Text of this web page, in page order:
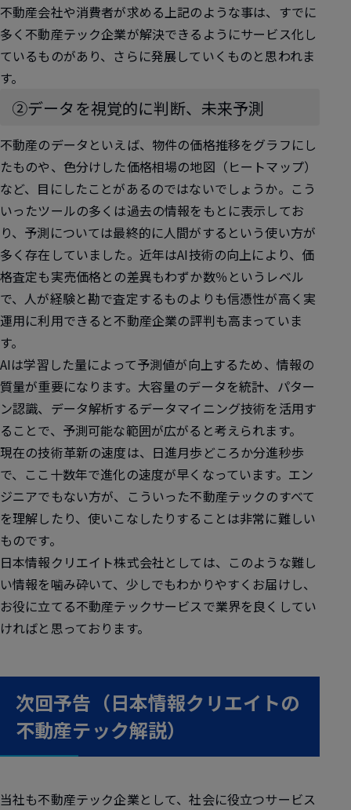
不動産会社や消費者が求める上記のような事は、すでに
多く不動産テック企業が解決できるようにサービス化し
ているものがあり、さらに発展していくものと思われま
す。
②データを視覚的に判断、未来予測
不動産のデータといえば、物件の価格推移をグラフにし
たものや、色分けした価格相場の地図（ヒートマップ）
など、目にしたことがあるのではないでしょうか。こう
いったツールの多くは過去の情報をもとに表示してお
り、予測については最終的に人間がするという使い方が
多く存在していました。近年はAI技術の向上により、価
格査定も実売価格との差異もわずか数％というレベル
で、人が経験と勘で査定するものよりも信憑性が高く実
運用に利用できると不動産企業の評判も高まっていま
す。
AIは学習した量によって予測値が向上するため、情報の
質量が重要になります。大容量のデータを統計、パター
ン認識、データ解析するデータマイニング技術を活用す
ることで、予測可能な範囲が広がると考えられます。
現在の技術革新の速度は、日進月歩どころか分進秒歩
で、ここ十数年で進化の速度が早くなっています。エン
ジニアでもない方が、こういった不動産テックのすべて
を理解したり、使いこなしたりすることは非常に難しい
ものです。
日本情報クリエイト株式会社としては、このような難し
い情報を噛み砕いて、少しでもわかりやすくお届けし、
お役に立てる不動産テックサービスで業界を良くしてい
ければと思っております。
次回予告（日本情報クリエイトの
不動産テック解説）
当社も不動産テック企業として、社会に役立つサービス